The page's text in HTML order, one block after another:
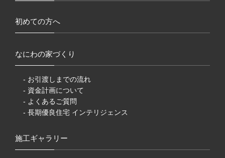
初めての方へ
なにわの家づくり
- お引渡しまでの流れ
- 資金計画について
- よくあるご質問
- 長期優良住宅 インテリジェンス
施工ギャラリー